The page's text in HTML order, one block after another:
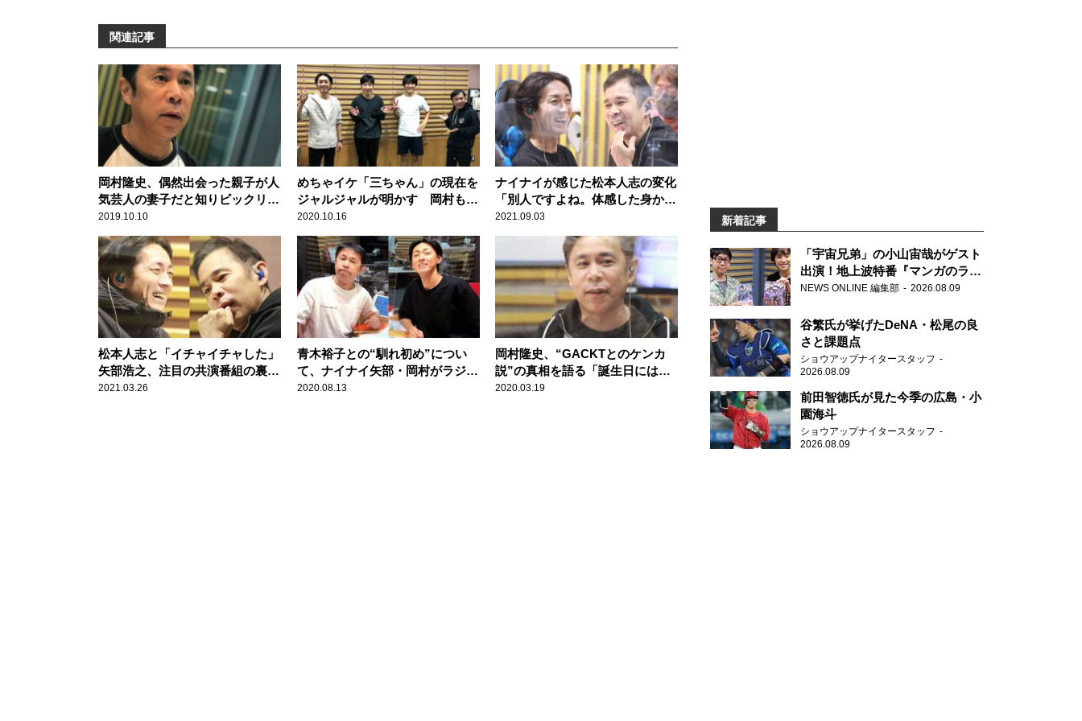
関連記事
岡村隆史、偶然出会った親子が人
気芸人の妻子だと知りビックリ！
「愛想よくしといて良かった」
2019.10.10
めちゃイケ「三ちゃん」の現在を
ジャルジャルが明かす 岡村も今
後に期待
2020.10.16
ナイナイが感じた松本人志の変化
「別人ですよね。体感した身から
すると」
2021.09.03
松本人志と「イチャイチャした」
矢部浩之、注目の共演番組の裏側
を語る
2021.03.26
青木裕子との“馴れ初め”につい
て、ナイナイ矢部・岡村がラジオ
で大激論！
2020.08.13
岡村隆史、“GACKTとのケンカ
説”の真相を語る「誕生日にはい
ろいろプレゼントをくれる」
2020.03.19
新着記事
「宇宙兄弟」の小山宙哉がゲスト
出演！地上波特番『マンガのラジ
オ 宇宙兄弟スペシャル 』
NEWS ONLINE 編集部 2026.08.09
谷繁氏が挙げたDeNA・松尾の良
さと課題点
ショウアップナイタースタッフ
2026.08.09
前田智徳氏が見た今季の広島・小
園海斗
ショウアップナイタースタッフ
2026.08.09